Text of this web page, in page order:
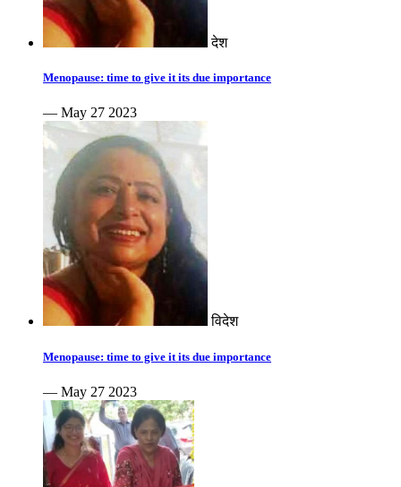
देश
Menopause: time to give it its due importance
— May 27 2023
विदेश
Menopause: time to give it its due importance
— May 27 2023